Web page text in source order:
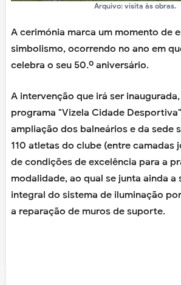
Arquivo: visita às obras.
A cerimónia marca um momento de
simbolismo, ocorrendo no ano em
celebra o seu 50.º aniversário.
A intervenção que irá ser
programa "Vizela Cidade
ampliação dos balneários e da sede
110 atletas do clube (entre camadas
de condições de excelência para a
modalidade, ao qual se junta ainda a
integral do sistema de iluminação
a reparação de muros de suporte.